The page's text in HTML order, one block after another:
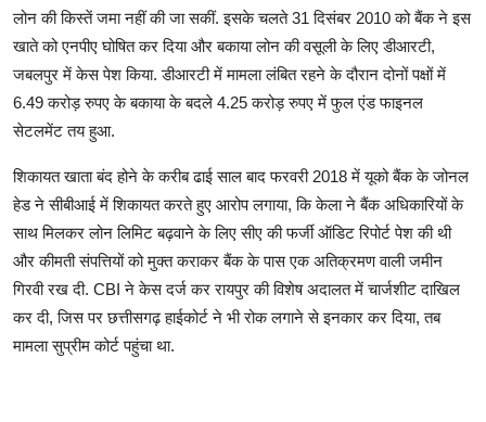
लोन की किस्तें जमा नहीं की जा सकीं. इसके चलते 31 दिसंबर 2010 को बैंक ने इस
खाते को एनपीए घोषित कर दिया और बकाया लोन की वसूली के लिए डीआरटी,
जबलपुर में केस पेश किया. डीआरटी में मामला लंबित रहने के दौरान दोनों पक्षों में
6.49 करोड़ रुपए के बकाया के बदले 4.25 करोड़ रुपए में फुल एंड फाइनल
सेटलमेंट तय हुआ.
शिकायत खाता बंद होने के करीब ढाई साल बाद फरवरी 2018 में यूको बैंक के जोनल
हेड ने सीबीआई में शिकायत करते हुए आरोप लगाया, कि केला ने बैंक अधिकारियों के
साथ मिलकर लोन लिमिट बढ़वाने के लिए सीए की फर्जी ऑडिट रिपोर्ट पेश की थी
और कीमती संपत्तियों को मुक्त कराकर बैंक के पास एक अतिक्रमण वाली जमीन
गिरवी रख दी. CBI ने केस दर्ज कर रायपुर की विशेष अदालत में चार्जशीट दाखिल
कर दी, जिस पर छत्तीसगढ़ हाईकोर्ट ने भी रोक लगाने से इनकार कर दिया, तब
मामला सुप्रीम कोर्ट पहुंचा था.